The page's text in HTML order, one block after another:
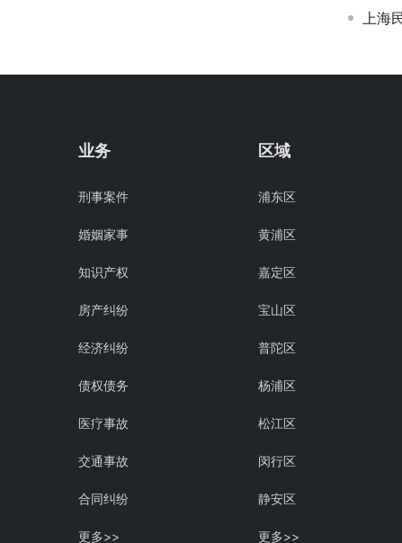
上海
业务
刑事案件
婚姻家事
知识产权
房产纠纷
经济纠纷
债权债务
医疗事故
交通事故
合同纠纷
更多>>
区域
浦东区
黄浦区
嘉定区
宝山区
普陀区
杨浦区
松江区
闵行区
静安区
更多>>